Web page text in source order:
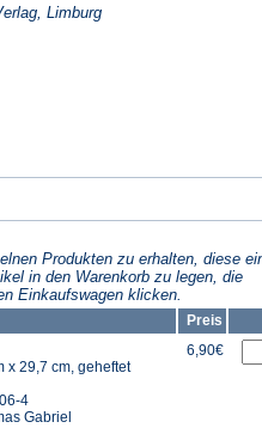
Limburg
Produkten zu erhalten, diese
in den Warenkorb zu legen, die
Einkaufswagen klicken.
Preis
x 29,7 cm, geheftet
4
Gabriel
6,90€